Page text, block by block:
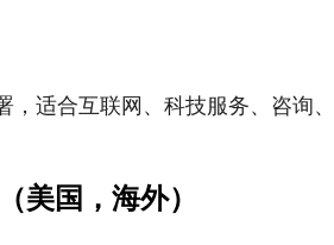
，适合互联网、科技服务、咨询
美国，海外）